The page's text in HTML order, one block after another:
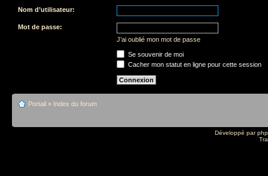
Nom d’utilisateur:
Mot de passe:
J’ai oublié mon mot de passe
Se souvenir de moi
Cacher mon statut en ligne pour cette session
Portail » Index du forum
Développé par